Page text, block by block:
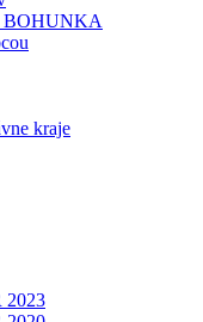
BOHUNKA
kraje
2023